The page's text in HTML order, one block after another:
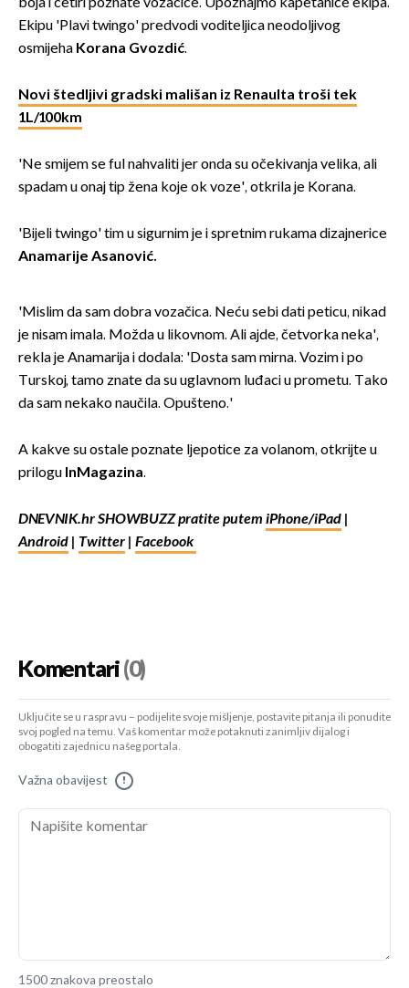
Ekipu 'Plavi twingo' predvodi voditeljica neodoljivog
osmijeha Korana Gvozdić.
Novi štedljivi gradski mališan iz Renaulta troši tek
1L/100km
'Ne smijem se ful nahvaliti jer onda su očekivanja velika, ali
spadam u onaj tip žena koje ok voze', otkrila je Korana.
'Bijeli twingo' tim u sigurnim je i spretnim rukama dizajnerice
Anamarije Asanović.
'Mislim da sam dobra vozačica. Neću sebi dati peticu, nikad
je nisam imala. Možda u likovnom. Ali ajde, četvorka neka',
rekla je Anamarija i dodala: 'Dosta sam mirna. Vozim i po
Turskoj, tamo znate da su uglavnom luđaci u prometu. Tako
da sam nekako naučila. Opušteno.'
A kakve su ostale poznate ljepotice za volanom, otkrijte u
prilogu InMagazina.
DNEVNIK.hr SHOWBUZZ pratite putem iPhone/iPad |
Android | Twitter | Facebook
Komentari(0)
Uključite se u raspravu – podijelite svoje mišljenje, postavite pitanja ili ponudite
svoj pogled na temu. Vaš komentar može potaknuti zanimljiv dijalog i
obogatiti zajednicu našeg portala.
Važna obavijest !
1500 znakova preostalo